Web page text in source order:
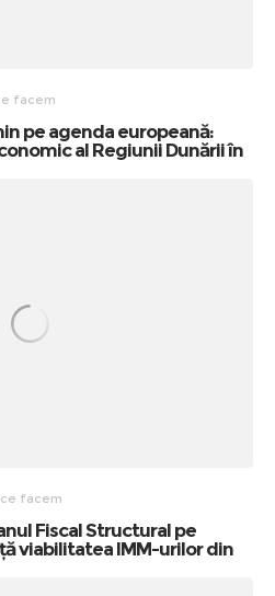
facem
pe agenda europeană:
al Regiunii Dunării în
facem
Fiscal Structural pe
viabilitatea IMM-urilor din